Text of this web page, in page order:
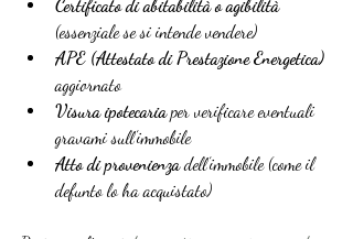
Certificato di abitabilità o agibilità
(essenziale se si intende vendere)
APE (Attestato di Prestazione Energetica)
aggiornato
Visura ipotecaria per verificare eventuali
gravami sull’immobile
Atto di provenienza dell’immobile (come il
defunto lo ha acquistato)